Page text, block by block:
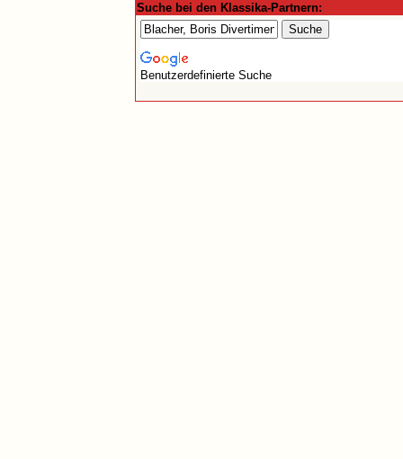
Suche bei den Klassika-Partnern:
Benutzerdefinierte Suche